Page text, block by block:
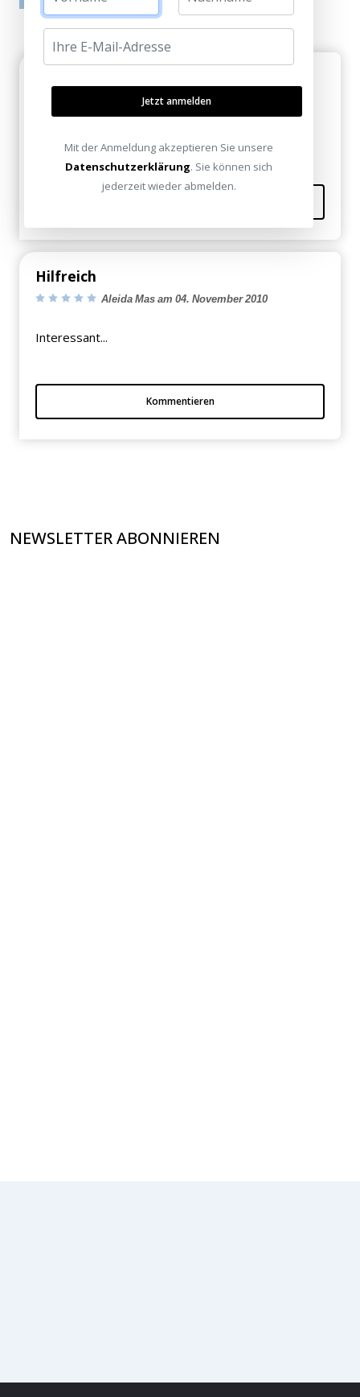
Jeremias am 05. November 2010
Hilfreich
Aleida Mas am 04. November 2010
Interessant...
Kommentieren
NEWSLETTER ABONNIEREN
Jetzt anmelden
Mit der Anmeldung akzeptieren Sie unsere
Datenschutzerklärung. Sie können sich
jederzeit wieder abmelden.